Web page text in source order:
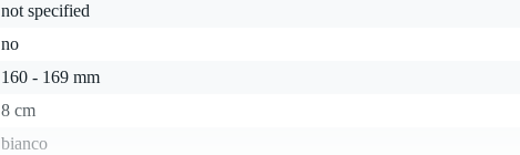
not specified
no
160 - 169 mm
8 cm
bianco